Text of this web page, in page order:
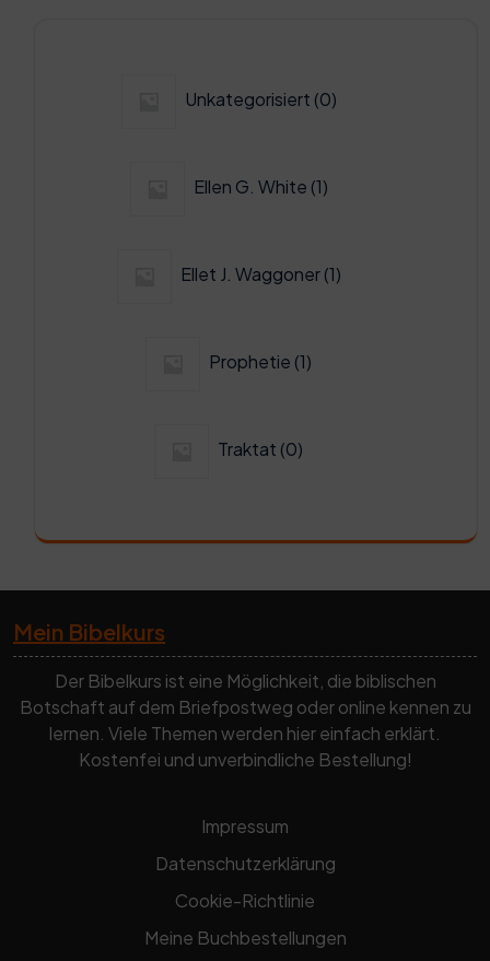
Unkategorisiert 0Produkte
Ellen G. White 1Produkt
Ellet J. Waggoner 1Produkt
Prophetie 1Produkt
Traktat 0Produkte
Mein Bibelkurs
Der Bibelkurs ist eine Möglichkeit, die biblischen
Botschaft auf dem Briefpostweg oder online kennen zu
lernen. Viele Themen werden hier einfach erklärt.
Kostenfei und unverbindliche Bestellung!
Impressum
Datenschutzerklärung
Cookie-Richtlinie
Meine Buchbestellungen